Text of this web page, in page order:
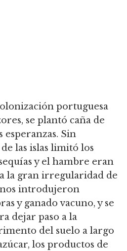
portuguesa
se plantó caña de
esperanzas. Sin
las islas limitó los
y el hambre eran
la gran irregularidad de
introdujeron
y ganado vacuno, y se
dejar paso a la
del suelo a largo
los productos de